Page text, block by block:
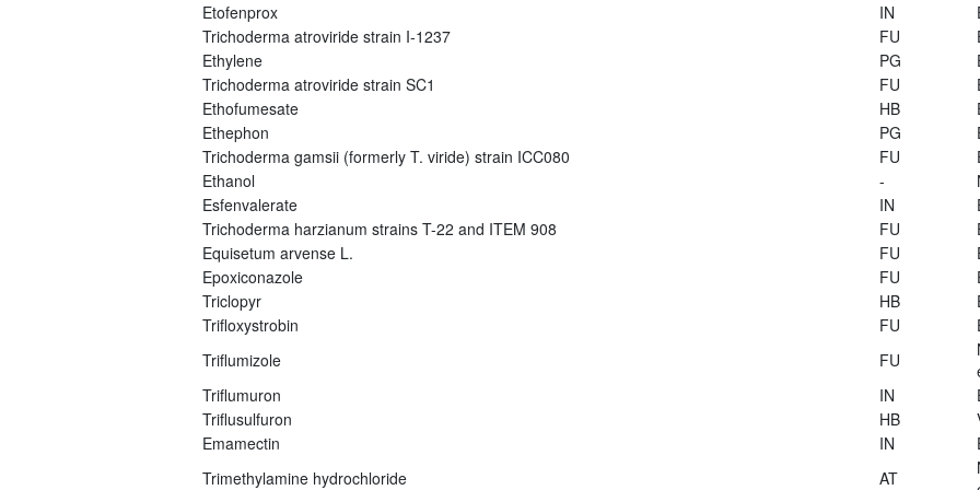
Etofenprox IN
Trichoderma atroviride strain I-1237
FU
Ethylene
PG
Trichoderma atroviride strain SC1
FU
Ethofumesate
HB
Ethephon
PG
Trichoderma gamsii (formerly T. viride) strain ICC080
FU
Ethanol
-
Esfenvalerate
IN
Trichoderma harzianum strains T-22 and ITEM 908
FU
Equisetum arvense L.
FU
Epoxiconazole
FU
Triclopyr
HB
Trifloxystrobin
FU
Triflumizole
FU
Triflumuron
IN
Triflusulfuron
HB
Emamectin
IN
Trimethylamine hydrochloride
AT